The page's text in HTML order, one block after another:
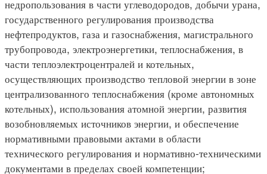
недропользования в части углеводородов, добычи урана,
государственного регулирования производства
нефтепродуктов, газа и газоснабжения, магистрального
трубопровода, электроэнергетики, теплоснабжения, в
части теплоэлектроцентралей и котельных,
осуществляющих производство тепловой энергии в зоне
централизованного теплоснабжения (кроме автономных
котельных), использования атомной энергии, развития
возобновляемых источников энергии, и обеспечение
нормативными правовыми актами в области
технического регулирования и нормативно-техническими
документами в пределах своей компетенции;